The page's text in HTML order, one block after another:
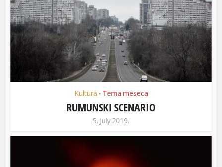
Kultura • Tema meseca
RUMUNSKI SCENARIO
5. July 2019.